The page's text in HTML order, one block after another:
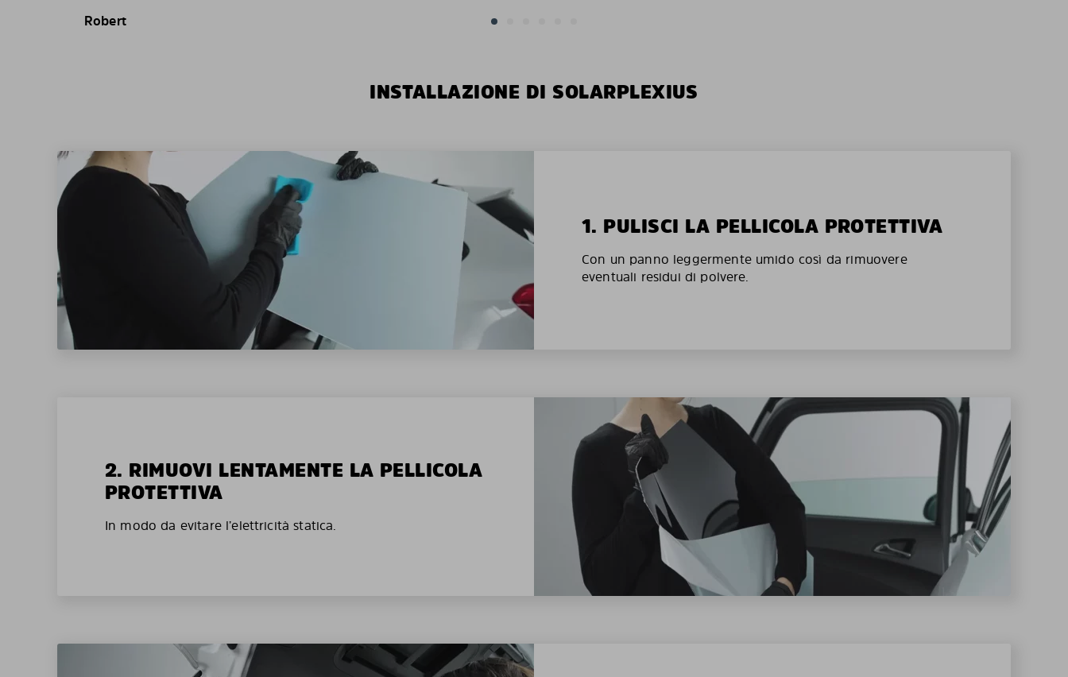
Robert
INSTALLAZIONE DI SOLARPLEXIUS
1. PULISCI LA PELLICOLA PROTETTIVA
Con un panno leggermente umido così da rimuovere
eventuali residui di polvere.
2. RIMUOVI LENTAMENTE LA PELLICOLA
PROTETTIVA
In modo da evitare l’elettricità statica.